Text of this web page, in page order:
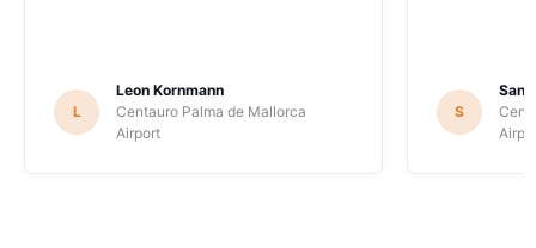
L
Leon Kornmann
Centauro Palma de Mallorca
Airport
S